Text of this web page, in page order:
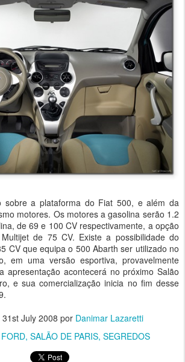
sobre a plataforma do Fiat 500, e além da
motores. Os motores a gasolina serão 1.2
de 69 e 100 CV respectivamente, a opção
de 75 CV. Existe a possibilidade do
CV que equipa o 500 Abarth ser utilizado no
em uma versão esportiva, provavelmente
apresentação acontecerá no próximo Salão
e sua comercialização inicia no fim desse
31st July 2008 por Danimar Lazaretti
FORD SALÃO DE PARIS SEGREDOS